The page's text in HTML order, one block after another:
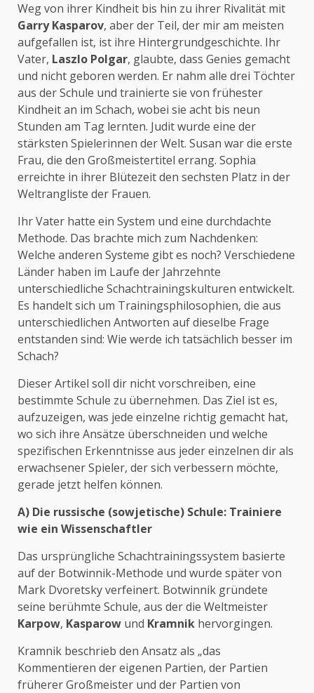
Weg von ihrer Kindheit bis hin zu ihrer Rivalität mit
Garry Kasparov, aber der Teil, der mir am meisten
aufgefallen ist, ist ihre Hintergrundgeschichte. Ihr
Vater, Laszlo Polgar, glaubte, dass Genies gemacht
und nicht geboren werden. Er nahm alle drei Töchter
aus der Schule und trainierte sie von frühester
Kindheit an im Schach, wobei sie acht bis neun
Stunden am Tag lernten. Judit wurde eine der
stärksten Spielerinnen der Welt. Susan war die erste
Frau, die den Großmeistertitel errang. Sophia
erreichte in ihrer Blütezeit den sechsten Platz in der
Weltrangliste der Frauen.
Ihr Vater hatte ein System und eine durchdachte
Methode. Das brachte mich zum Nachdenken:
Welche anderen Systeme gibt es noch? Verschiedene
Länder haben im Laufe der Jahrzehnte
unterschiedliche Schachtrainingskulturen entwickelt.
Es handelt sich um Trainingsphilosophien, die aus
unterschiedlichen Antworten auf dieselbe Frage
entstanden sind: Wie werde ich tatsächlich besser im
Schach?
Dieser Artikel soll dir nicht vorschreiben, eine
bestimmte Schule zu übernehmen. Das Ziel ist es,
aufzuzeigen, was jede einzelne richtig gemacht hat,
wo sich ihre Ansätze überschneiden und welche
spezifischen Erkenntnisse aus jeder einzelnen dir als
erwachsener Spieler, der sich verbessern möchte,
gerade jetzt helfen können.
A) Die russische (sowjetische) Schule: Trainiere
wie ein Wissenschaftler
Das ursprüngliche Schachtrainingssystem basierte
auf der Botwinnik-Methode und wurde später von
Mark Dvoretsky verfeinert. Botwinnik gründete
seine berühmte Schule, aus der die Weltmeister
Karpow, Kasparow und Kramnik hervorgingen.
Kramnik beschrieb den Ansatz als „das
Kommentieren der eigenen Partien, der Partien
früherer Großmeister und der Partien von